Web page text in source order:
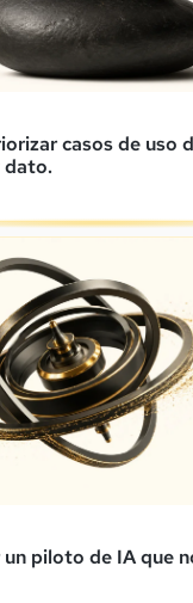
casos de uso
dato.
piloto de IA que